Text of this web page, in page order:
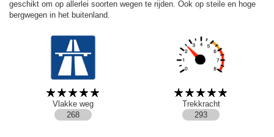
geschikt om op allerlei soorten wegen te rijden. Ook op steile en hoge
bergwegen in het buitenland.
Vlakke weg
Trekkracht
268
293